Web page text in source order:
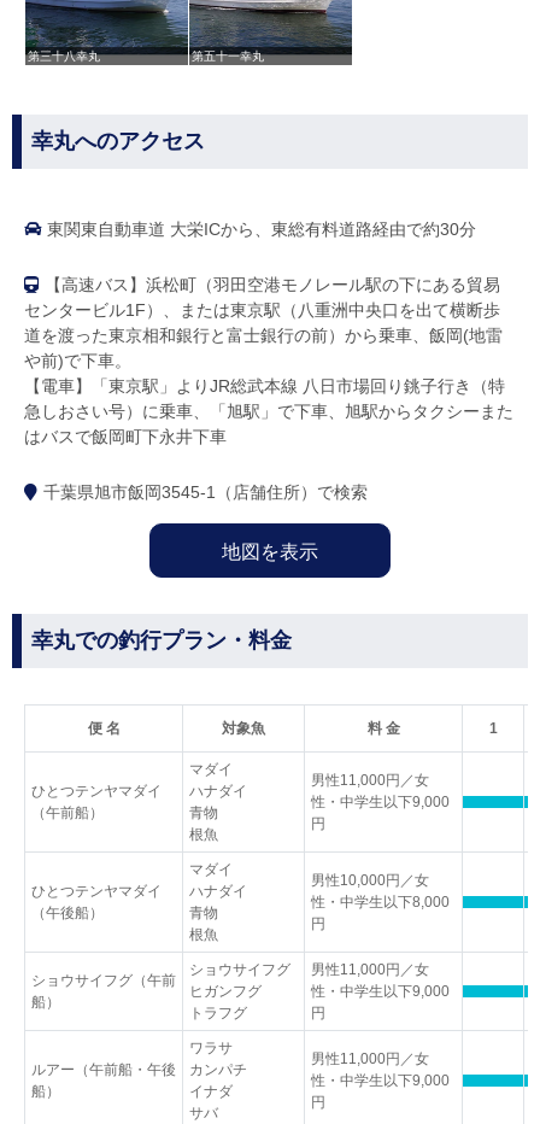
第三十八幸丸 第五十一幸丸
幸丸へのアクセス
東関東自動車道 大栄ICから、東総有料道路経由で約30分
【高速バス】浜松町（羽田空港モノレール駅の下にある貿易
センタービル1F）、または東京駅（八重洲中央口を出て横断歩
道を渡った東京相和銀行と富士銀行の前）から乗車、飯岡(地雷
や前)で下車。
【電車】「東京駅」よりJR総武本線 八日市場回り銚子行き（特
急しおさい号）に乗車、「旭駅」で下車、旭駅からタクシーまた
はバスで飯岡町下永井下車
千葉県旭市飯岡3545-1（店舗住所）で検索
地図を表示
幸丸での釣行プラン・料金
便 名 対象魚 料 金 1
ひとつテンヤマダイ
（午前船）
マダイ
ハナダイ
青物
根魚
男性11,000円／女
性・中学生以下9,000
円
ひとつテンヤマダイ
（午後船）
マダイ
ハナダイ
青物
根魚
男性10,000円／女
性・中学生以下8,000
円
ショウサイフグ（午前
船）
ショウサイフグ
ヒガンフグ
トラフグ
男性11,000円／女
性・中学生以下9,000
円
ルアー（午前船・午後
船）
ワラサ
カンパチ
イナダ
サバ
男性11,000円／女
性・中学生以下9,000
円